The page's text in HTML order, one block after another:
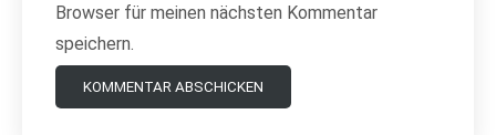
Browser für meinen nächsten Kommentar
speichern.